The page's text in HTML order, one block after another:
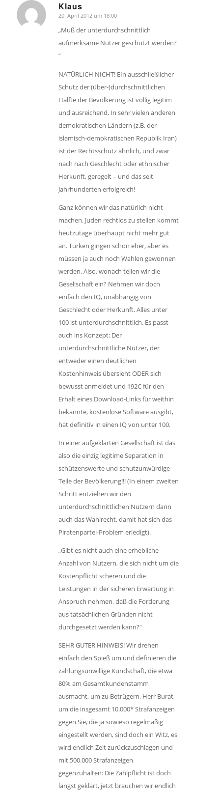
Klaus
sagte:
20. April 2012 um 18:00
„Muß der unterdurchschnittlich
aufmerksame Nutzer geschützt werden?
“
NATÜRLICH NICHT! EIn ausschließlicher
Schutz der (über-)durchschnittlichen
Hälfte der Bevölkerung ist völlig legitim
und ausreichend. In sehr vielen anderen
demokratischen Ländern (z.B. der
islamisch-demokratischen Republik Iran)
ist der Rechtsschutz ähnlich, und zwar
nach nach Geschlecht oder ethnischer
Herkunft, geregelt – und das seit
Jahrhunderten erfolgreich!
Ganz können wir das natürlich nicht
machen. Juden rechtlos zu stellen kommt
heutzutage überhaupt nicht mehr gut
an. Türken gingen schon eher, aber es
müssen ja auch noch Wahlen gewonnen
werden. Also, wonach teilen wir die
Gesellschaft ein? Nehmen wir doch
einfach den IQ, unabhängig von
Geschlecht oder Herkunft. Alles unter
100 ist unterdurchschnittlich. Es passt
auch ins Konzept: Der
unterdurchschnittliche Nutzer, der
entweder einen deutlichen
Kostenhinweis übersieht ODER sich
bewusst anmeldet und 192€ für den
Erhalt eines Download-Links für weithin
bekannte, kostenlose Software ausgibt,
hat definitiv in einen IQ von unter 100.
In einer aufgeklärten Gesellschaft ist das
also die einzig legitime Separation in
schützenswerte und schutzunwürdige
Teile der Bevölkerung!!! (In einem zweiten
Schritt entziehen wir den
unterdurchschnittlichen Nutzern dann
auch das Wahlrecht, damit hat sich das
Piratenpartei-Problem erledigt).
„Gibt es nicht auch eine erhebliche
Anzahl von Nutzern, die sich nicht um die
Kostenpflicht scheren und die
Leistungen in der sicheren Erwartung in
Anspruch nehmen, daß die Forderung
aus tatsächlichen Gründen nicht
durchgesetzt werden kann?“
SEHR GUTER HINWEIS! Wir drehen
einfach den Spieß um und definieren die
zahlungsunwillige Kundschaft, die etwa
80% am Gesamtkundenstamm
ausmacht, um zu Betrügern. Herr Burat,
um die insgesamt 10.000* Strafanzeigen
gegen Sie, die ja sowieso regelmäßig
eingestellt werden, sind doch ein Witz, es
wird endlich Zeit zurückzuschlagen und
mit 500.000 Strafanzeigen
gegenzuhalten: Die Zahlpflicht ist doch
längst geklärt, jetzt brauchen wir endlich